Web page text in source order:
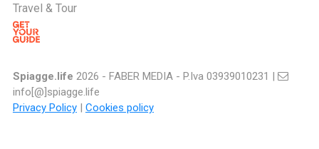
Travel & Tour
Spiagge.life 2026 - FABER MEDIA - P.Iva 03939010231 |
info[@]spiagge.life
Privacy Policy| Cookies policy